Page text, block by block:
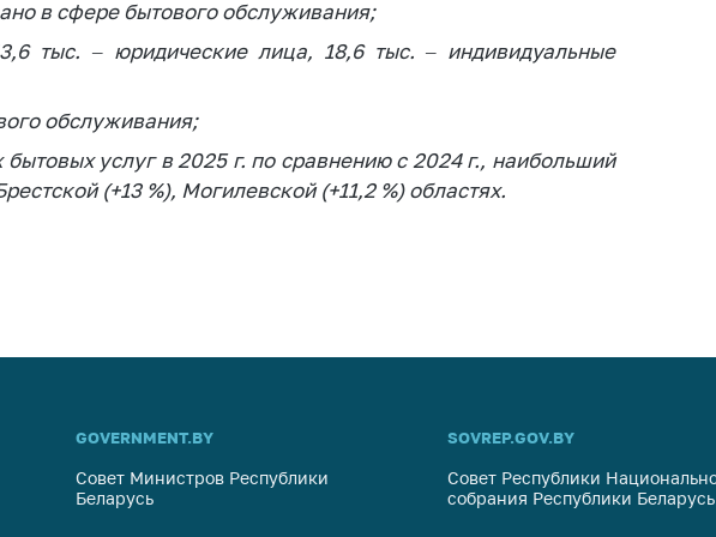
в сфере бытового обслуживания;
тыс. – юридические лица, 18,6 тыс. – индивидуальные
обслуживания;
услуг в 2025 г. по сравнению с 2024 г., наибольший
(+13 %), Могилевской (+11,2 %) областях.
GOVERNMENT.BY
Совет Министров Республики
Беларусь
SOVREP.GOV.BY
Совет Республики
собрания Республики Беларусь